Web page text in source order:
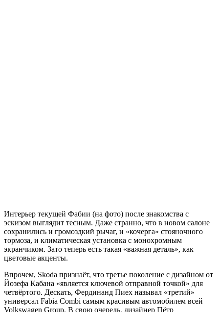
Интерьер текущей Фабии (на фото) после знакомства с
эскизом выглядит тесным. Даже странно, что в новом салоне
сохранились и громоздкий рычаг, и «кочерга» стояночного
тормоза, и климатическая установка с монохромным
экранчиком. Зато теперь есть такая «важная деталь», как
цветовые акценты.
Впрочем, Skoda признаёт, что третье поколение с дизайном от
Йозефа Кабана «является ключевой отправной точкой» для
четвёртого. Дескать, Фердинанд Пиех называл «третий»
универсал Fabia Combi самым красивым автомобилем всей
Volkswagen Group. В свою очередь, дизайнер Пётр